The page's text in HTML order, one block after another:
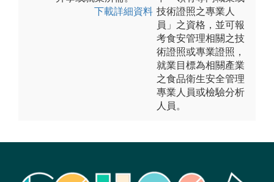
下載詳細資料 技術證照之專業人
員」之資格，並可報
考食安管理相關之技
術證照或專業證照，
就業目標為相關產業
之食品衛生安全管理
專業人員或檢驗分析
人員。